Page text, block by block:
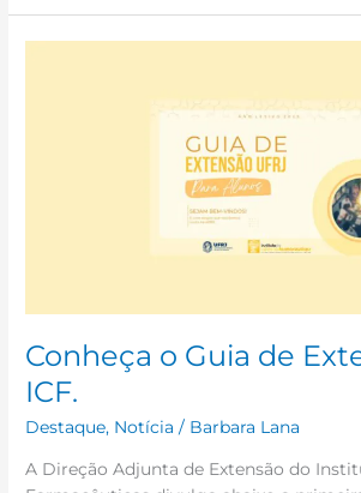
Conheça o Guia de
ICF.
Destaque, Notícia / Barbara Lana
A Direção Adjunta de Extensão do